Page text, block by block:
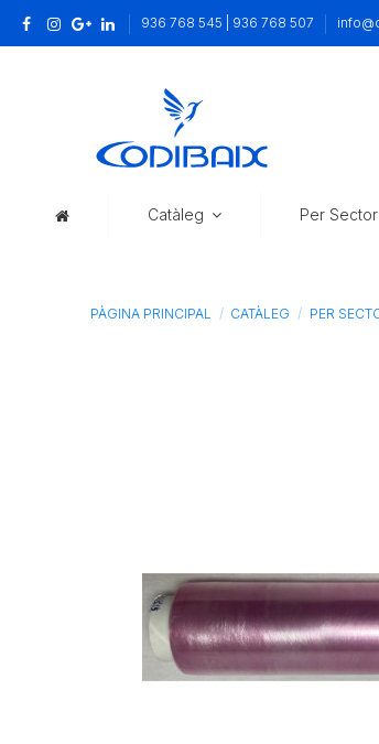
936 768 545 | 936 768 507
Catàleg Per Sector
PÀGINA PRINCIPAL CATÀLEG PER